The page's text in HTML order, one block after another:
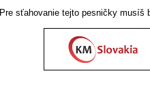
Pre sťahovanie tejto pesničky musíš